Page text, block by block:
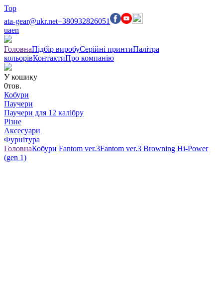
Top
ata-gear@ukr.net+380932826051
uaen
ГоловнаПідбір виробуСерійні принтиПалітра
кольорівКонтактиПро компанію
У кошику
0тов.
Кобури
Паучери
Паучери для 12 калібру
Різне
Аксесуари
Фурнітура
ГоловнаКобури Fantom ver.3Fantom ver.3 Browning Hi-Power
(gen 1)